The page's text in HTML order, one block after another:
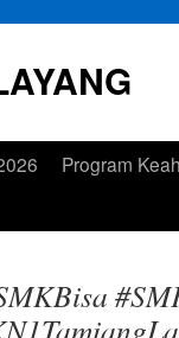
Program